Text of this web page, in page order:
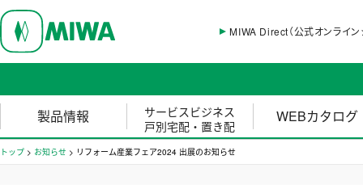
MIWA Direct（公式オンライン
製品情報
サービスビジネス
戸別宅配・置き配
WEBカタログ
トップ > お知らせ > リフォーム産業フェア2024 出展のお知らせ